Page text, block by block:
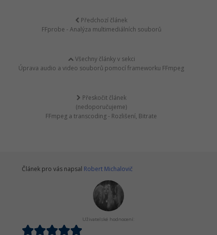
Předchozí článek
FFprobe - Analýza multimediálních souborů
Všechny články v sekci
Úprava audio a video souborů pomocí frameworku FFmpeg
Přeskočit článek
(nedoporučujeme)
FFmpeg a transcoding - Rozlišení, Bitrate
Článek pro vás napsal Robert Michalovič
Uživatelské hodnocení: